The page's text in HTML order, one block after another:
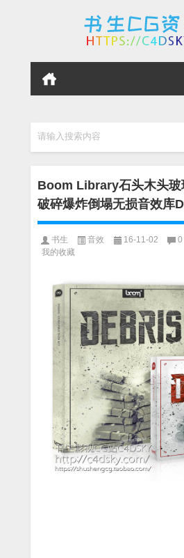
请输入搜索内容
Boom Library石头木头玻
破碎爆炸倒塌无损音效库
书生 音效 16-11-02 0
我的收藏